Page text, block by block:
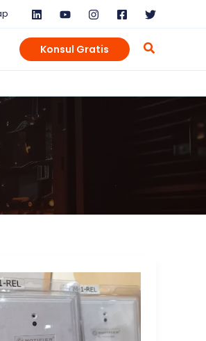
Konsul Gratis